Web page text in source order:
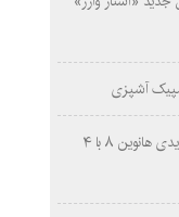
آشپزی
چینی‌ها غافلگیر کردند؛ بی‌وایدی هانوین ۸ با ۴